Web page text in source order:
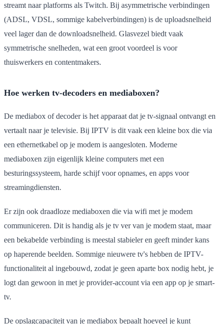
streamt naar platforms als Twitch. Bij asymmetrische verbindingen
(ADSL, VDSL, sommige kabelverbindingen) is de uploadsnelheid
veel lager dan de downloadsnelheid. Glasvezel biedt vaak
symmetrische snelheden, wat een groot voordeel is voor
thuiswerkers en contentmakers.
Hoe werken tv-decoders en mediaboxen?
De mediabox of decoder is het apparaat dat je tv-signaal ontvangt en
vertaalt naar je televisie. Bij IPTV is dit vaak een kleine box die via
een ethernetkabel op je modem is aangesloten. Moderne
mediaboxen zijn eigenlijk kleine computers met een
besturingssysteem, harde schijf voor opnames, en apps voor
streamingdiensten.
Er zijn ook draadloze mediaboxen die via wifi met je modem
communiceren. Dit is handig als je tv ver van je modem staat, maar
een bekabelde verbinding is meestal stabieler en geeft minder kans
op haperende beelden. Sommige nieuwere tv's hebben de IPTV-
functionaliteit al ingebouwd, zodat je geen aparte box nodig hebt, je
logt dan gewoon in met je provider-account via een app op je smart-
tv.
De opslagcapaciteit van je mediabox bepaalt hoeveel je kunt